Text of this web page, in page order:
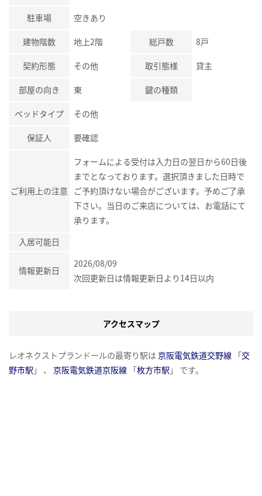
駐車場 空きあり
建物階数 地上2階 総戸数 8戸
契約形態 その他 取引態様 貸主
部屋の向き 東 鍵の種類
ベッドタイプ その他
保証人 要確認
ご利用上の注意
フォームによる受付は入力日の翌日から60日後
までとなっております。選択頂きました日時で
ご予約頂けない場合がございます。予めご了承
下さい。当日のご来店については、お電話にて
承ります。
入居可能日
情報更新日
2026/08/09
次回更新日は情報更新日より14日以内
アクセスマップ
レオネクストプランドールの最寄り駅は 京阪電気鉄道交野線 「交
野市駅 」 、 京阪電気鉄道京阪線 「枚方市駅 」 です。